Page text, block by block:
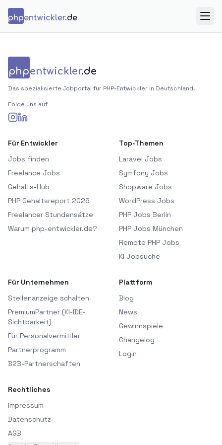
phpentwickler.de
phpentwickler.de
Das spezialisierte Jobportal für PHP-Entwickler in Deutschland.
Folge uns auf
Für Entwickler
Jobs finden
Freelance Jobs
Gehalts-Hub
PHP Gehaltsreport 2026
Freelancer Stundensätze
Warum php-entwickler.de?
Top-Themen
Laravel Jobs
Symfony Jobs
Shopware Jobs
WordPress Jobs
PHP Jobs Berlin
PHP Jobs München
Remote PHP Jobs
KI Jobsuche
Für Unternehmen
Stellenanzeige schalten
PremiumPartner (KI-IDE-
Sichtbarkeit)
Für Personalvermittler
Partnerprogramm
B2B-Partnerschaften
Plattform
Blog
News
Gewinnspiele
Changelog
Login
Rechtliches
Impressum
Datenschutz
AGB